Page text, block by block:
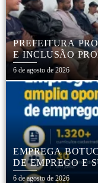
PREFEITURA
E INCLUSÃO
6 de agosto de 2026
EMPREGA
DE EMPREGO E
CADASTRADOS
6 de agosto de 2026